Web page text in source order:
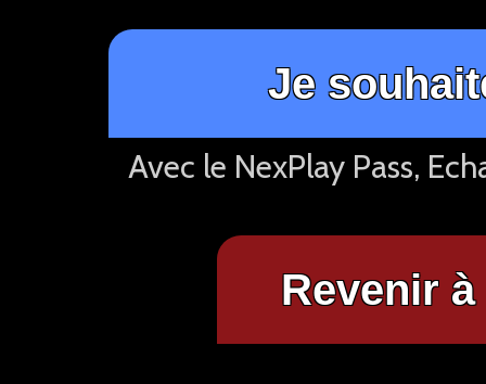
Je
Avec le NexPlay Pass,
Revenir